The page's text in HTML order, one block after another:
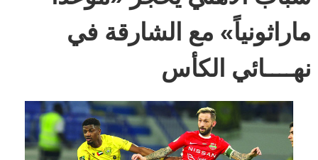
ماراثونياً» مع الشارقة في
نهــــائي الكأس